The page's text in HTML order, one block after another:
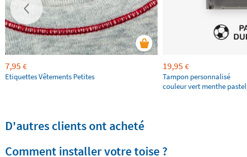
7,95 €
Etiquettes Vêtements Petites
19,95 €
Tampon personnalisé
couleur vert menthe pastel
D'autres clients ont acheté
Comment installer votre toise ?